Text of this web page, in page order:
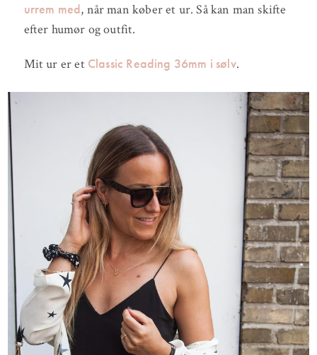
urrem med, når man køber et ur. Så kan man skifte
efter humør og outfit.
Mit ur er et Classic Reading 36mm i sølv.